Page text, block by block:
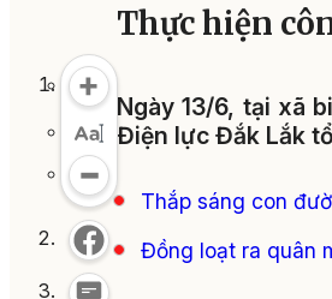
Thực hiện
Ngày 13/6, tại xã
Điện lực Đắk Lắk
Thắp sáng con
Đồng loạt ra quân